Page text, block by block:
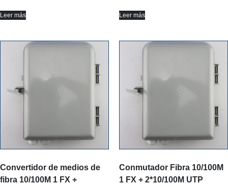
Leer más Leer más
Convertidor de medios de
fibra 10/100M 1 FX +
Conmutador Fibra 10/100M
1 FX + 2*10/100M UTP